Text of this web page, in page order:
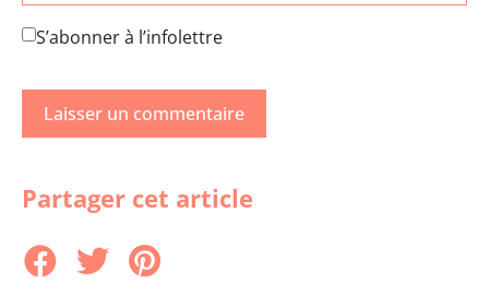
S’abonner à l’infolettre
Partager cet article